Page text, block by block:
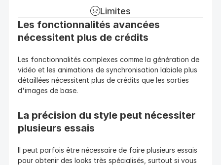
Limites
Les fonctionnalités avancées
nécessitent plus de crédits
Les fonctionnalités complexes comme la génération de
vidéo et les animations de synchronisation labiale plus
détaillées nécessitent plus de crédits que les sorties
d'images de base.
La précision du style peut nécessiter
plusieurs essais
Il peut parfois être nécessaire de faire plusieurs essais
pour obtenir des looks très spécialisés, surtout si vous